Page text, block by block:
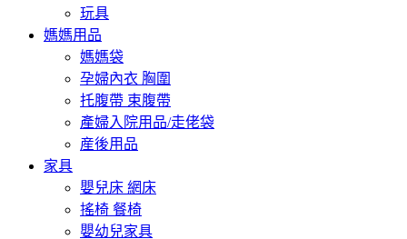
玩具
媽媽用品
媽媽袋
孕婦內衣 胸圍
托腹帶 束腹帶
產婦入院用品/走佬袋
産後用品
家具
嬰兒床 網床
搖椅 餐椅
嬰幼兒家具